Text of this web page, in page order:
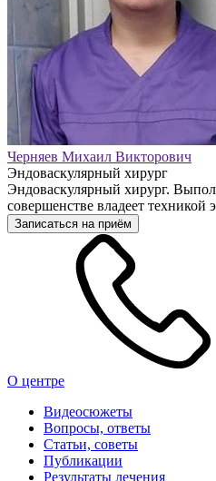
Черняев Михаил Викторович
Эндоваскулярный хирург
Эндоваскулярный хирург.
совершенстве владеет техникой
Записаться на приём
О центре
Видеосюжеты
Вопросы, ответы
Статьи, советы
Публикации
Результаты лечения